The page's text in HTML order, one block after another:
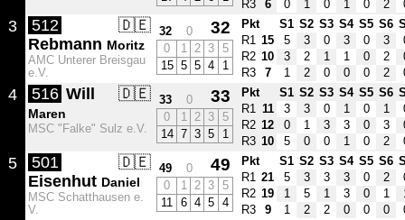
R3 6 0 1 0 1 0 2
3 🇩🇪
512
Rebmann Moritz
AMC Unterer Breisgau
e.V.
32 0 32
0 1 2 3
5
15
5 5 4 1
Pkt S1 S2 S3 S4 S5 S6
R1
15 5 3 0 3 0 3
R2 10 3 2 1 1 0 2
R3
7 1 2 0 0 0 2
4 🇩🇪
516 Will
Maren
MSC "Falke" Sulz e.V.
33 0 33
0 1 2 3
5
14
7 3 5 1
Pkt S1 S2 S3 S4 S5 S6
R1
11 3 3 0 1 0 1
R2 12 0 1 3 3 0 3
R3 10 5 0 0 1 0 2
5 🇩🇪
501
Eisenhut Daniel
MSC Schatthausen e.
V.
49 0 49
0 1 2 3
5
11
6 4 5 4
Pkt S1 S2 S3 S4 S5 S6
R1
21 5 3 3 3 0 2
R2 19 1 5 1 3 0 1
R3
9 1 2 2 0 0 0